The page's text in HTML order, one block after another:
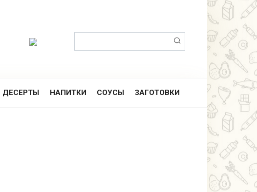
ДЕСЕРТЫ НАПИТКИ СОУСЫ ЗАГОТОВКИ